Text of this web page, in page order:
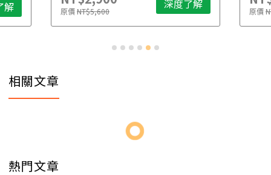
了解 原價NT$4,888 深度了解
相關文章
熱門文章